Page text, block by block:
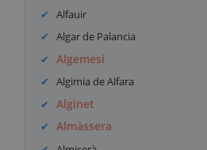
Alfauir
Algar de Palancia
Algemesí
Algimia de Alfara
Alginet
Almàssera